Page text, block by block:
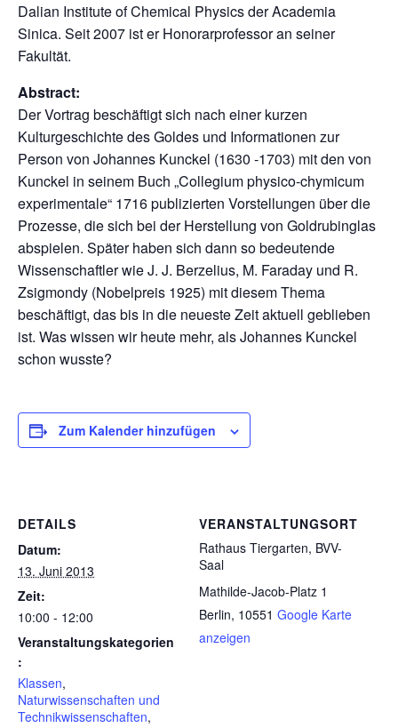
Dalian Institute of Chemical Physics der Academia
Sinica. Seit 2007 ist er Honorarprofessor an seiner
Fakultät.
Abstract:
Der Vortrag beschäftigt sich nach einer kurzen
Kulturgeschichte des Goldes und Informationen zur
Person von Johannes Kunckel (1630 -1703) mit den von
Kunckel in seinem Buch „Collegium physico-chymicum
experimentale“ 1716 publizierten Vorstellungen über die
Prozesse, die sich bei der Herstellung von Goldrubinglas
abspielen. Später haben sich dann so bedeutende
Wissenschaftler wie J. J. Berzelius, M. Faraday und R.
Zsigmondy (Nobelpreis 1925) mit diesem Thema
beschäftigt, das bis in die neueste Zeit aktuell geblieben
ist. Was wissen wir heute mehr, als Johannes Kunckel
schon wusste?
Zum Kalender hinzufügen
DETAILS
Datum:
13. Juni 2013
Zeit:
10:00 - 12:00
Veranstaltungskategorien
:
Klassen,
Naturwissenschaften und
Technikwissenschaften,
VERANSTALTUNGSORT
Rathaus Tiergarten, BVV-
Saal
Mathilde-Jacob-Platz 1
Berlin, 10551 Google Karte
anzeigen